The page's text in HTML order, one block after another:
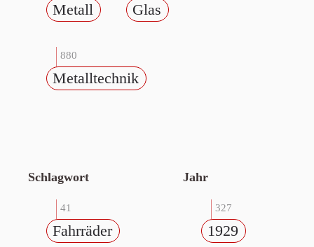
Metall Glas
880
Metalltechnik
Schlagwort
41
Fahrräder
Jahr
327
1929